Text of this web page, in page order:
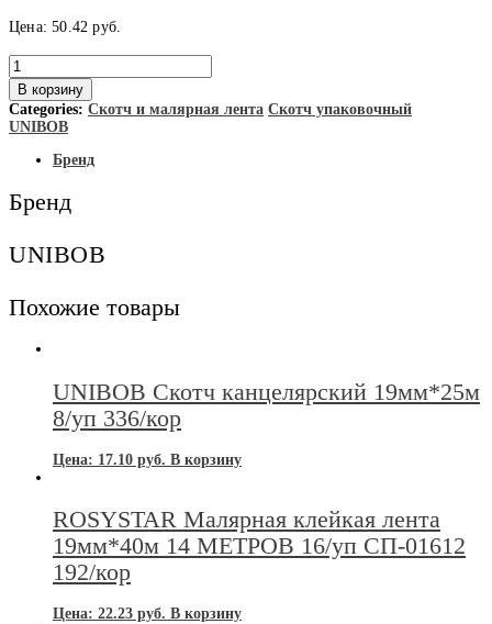
Цена:50.42 руб.
Количество
товара
UNIBOB
Скотч
упаковочный
29343
36/
В корзину
Categories: Скотч и малярная лента Скотч упаковочный
UNIBOB
Бренд
Бренд
UNIBOB
Похожие товары
UNIBOB Скотч канцелярский 19мм*25м
8/уп 336/кор
Цена: 17.10 руб. В корзину
ROSYSTAR Малярная клейкая лента
19мм*40м 14 МЕТРОВ 16/уп СП-01612
192/кор
Цена: 22.23 руб. В корзину